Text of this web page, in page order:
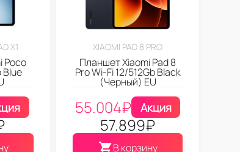
X1
Poco
Blue
XIAOMI PAD 8 PRO
Планшет Xiaomi Pad 8
Pro Wi-Fi 12/512Gb Black
(Черный) EU
55.004₽ Акция
57.899₽
В корзину